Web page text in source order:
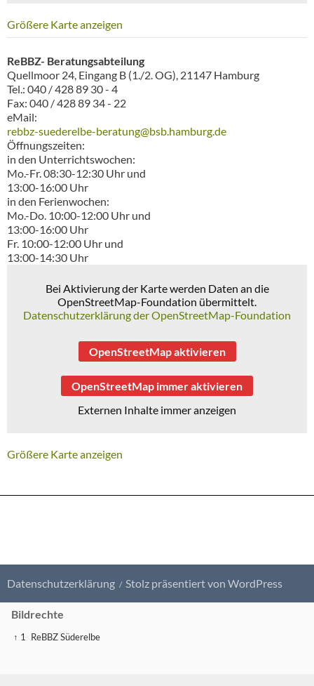
Größere Karte anzeigen
ReBBZ- Beratungsabteilung
Quellmoor 24, Eingang B (1./2. OG), 21147 Hamburg
Tel.: 040 / 428 89 30 - 4
Fax: 040 / 428 89 34 - 22
eMail:
rebbz-suederelbe-beratung@bsb.hamburg.de
Öffnungszeiten:
in den Unterrichtswochen:
Mo.-Fr. 08:30-12:30 Uhr und
13:00-16:00 Uhr
in den Ferienwochen:
Mo.-Do. 10:00-12:00 Uhr und
13:00-16:00 Uhr
Fr. 10:00-12:00 Uhr und
13:00-14:30 Uhr
Bei Aktivierung der Karte werden Daten an die
OpenStreetMap-Foundation übermittelt.
Datenschutzerklärung der OpenStreetMap-Foundation
OpenStreetMap aktivieren
OpenStreetMap immer aktivieren
Externen Inhalte immer anzeigen
Größere Karte anzeigen
Datenschutzerklärung Stolz präsentiert von WordPress
Bildrechte
↑ 1 ReBBZ Süderelbe